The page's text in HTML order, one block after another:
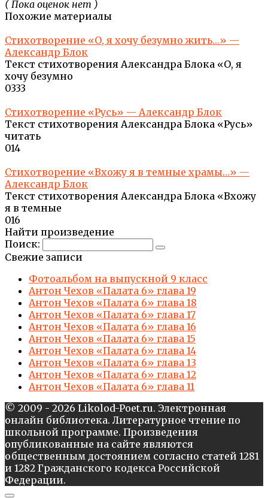
( Пока оценок нет )
Похожие материалы
Стихотворение «О, я хочу безумно жить…» —
Александр Блок
Текст стихотворения Александра Блока «О, я
хочу безумно
0333
Стихотворение «Русь» — Александр Блок
Текст стихотворения Александра Блока «Русь»
читать
014
Стихотворение «Вхожу я в темные храмы…» —
Александр Блок
Текст стихотворения Александра Блока «Вхожу
я в темные
016
Найти произведение
Поиск:
Свежие записи
Фотоальбом на выпускной 9 класс
Антон Чехов «Палата 6» глава 19
Антон Чехов «Палата 6» глава 18
Антон Чехов «Палата 6» глава 17
Антон Чехов «Палата 6» глава 16
Антон Чехов «Палата 6» глава 15
Антон Чехов «Палата 6» глава 14
Антон Чехов «Палата 6» глава 13
Антон Чехов «Палата 6» глава 12
Антон Чехов «Палата 6» глава 11
© 2009 - 2026 Likolod-Poet.ru. Электронная
онлайн библиотека. Литературное чтение по
школьной программе. Произведения
опубликованные на сайте являются
общественным достоянием согласно статей 1281
и 1282 Гражданского кодекса Российской
Федерации.